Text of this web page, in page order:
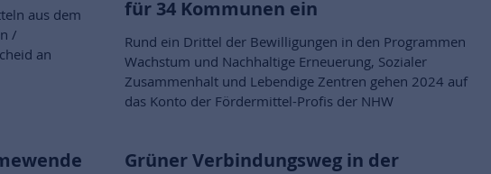
aus dem
/
an
für 34 Kommunen ein
Rund ein Drittel der Bewilligungen in den Programmen
Wachstum und Nachhaltige Erneuerung, Sozialer
Zusammenhalt und Lebendige Zentren gehen 2024 auf
das Konto der Fördermittel-Profis der NHW
Grüner Verbindungsweg in der